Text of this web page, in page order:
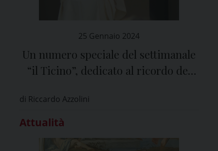
25 Gennaio 2024
Un numero speciale del settimanale
“il Ticino”, dedicato al ricordo del
di Riccardo Azzolini
Attualità